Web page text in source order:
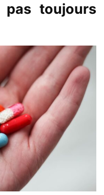
pas toujours